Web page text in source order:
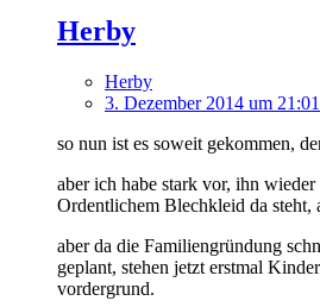
Herby
Herby
3. Dezember 2014 um 21:01
so nun ist es soweit gekommen,
aber ich habe stark vor, ihn
Ordentlichem Blechkleid da steht,
aber da die Familiengründung
geplant, stehen jetzt erstmal
vordergrund.